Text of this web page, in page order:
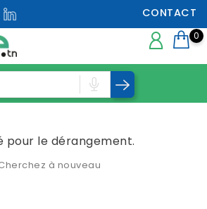
CONTACT
0
pour le dérangement.
à nouveau